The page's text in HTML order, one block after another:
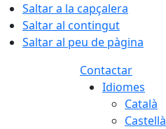
Saltar a la capçalera
Saltar al contingut
Saltar al peu de pàgina
Contactar
Idiomes
Català
Castellà